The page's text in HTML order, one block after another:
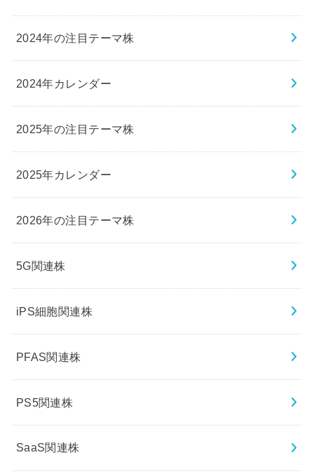
2024年の注目テーマ株
2024年カレンダー
2025年の注目テーマ株
2025年カレンダー
2026年の注目テーマ株
5G関連株
iPS細胞関連株
PFAS関連株
PS5関連株
SaaS関連株